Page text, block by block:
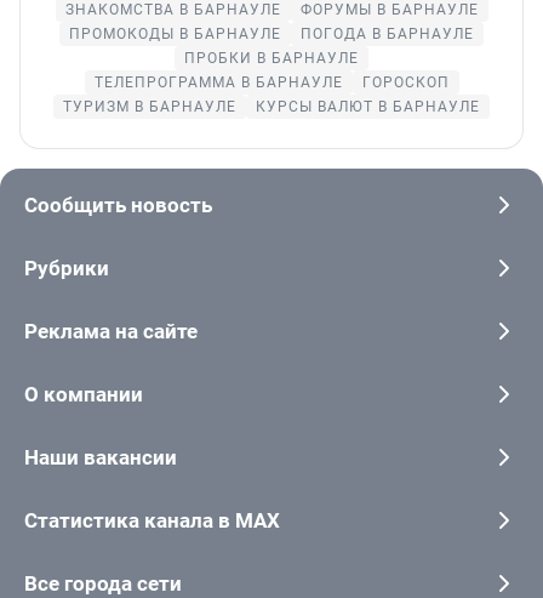
ЗНАКОМСТВА В БАРНАУЛЕ
ФОРУМЫ В БАРНАУЛЕ
ПРОМОКОДЫ В БАРНАУЛЕ
ПОГОДА В БАРНАУЛЕ
ПРОБКИ В БАРНАУЛЕ
ТЕЛЕПРОГРАММА В БАРНАУЛЕ
ГОРОСКОП
ТУРИЗМ В БАРНАУЛЕ
КУРСЫ ВАЛЮТ В БАРНАУЛЕ
Сообщить новость
Рубрики
Реклама на сайте
О компании
Наши вакансии
Статистика канала в MAX
Все города сети